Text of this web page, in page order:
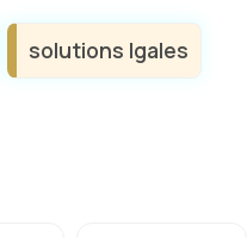
solutions lgales